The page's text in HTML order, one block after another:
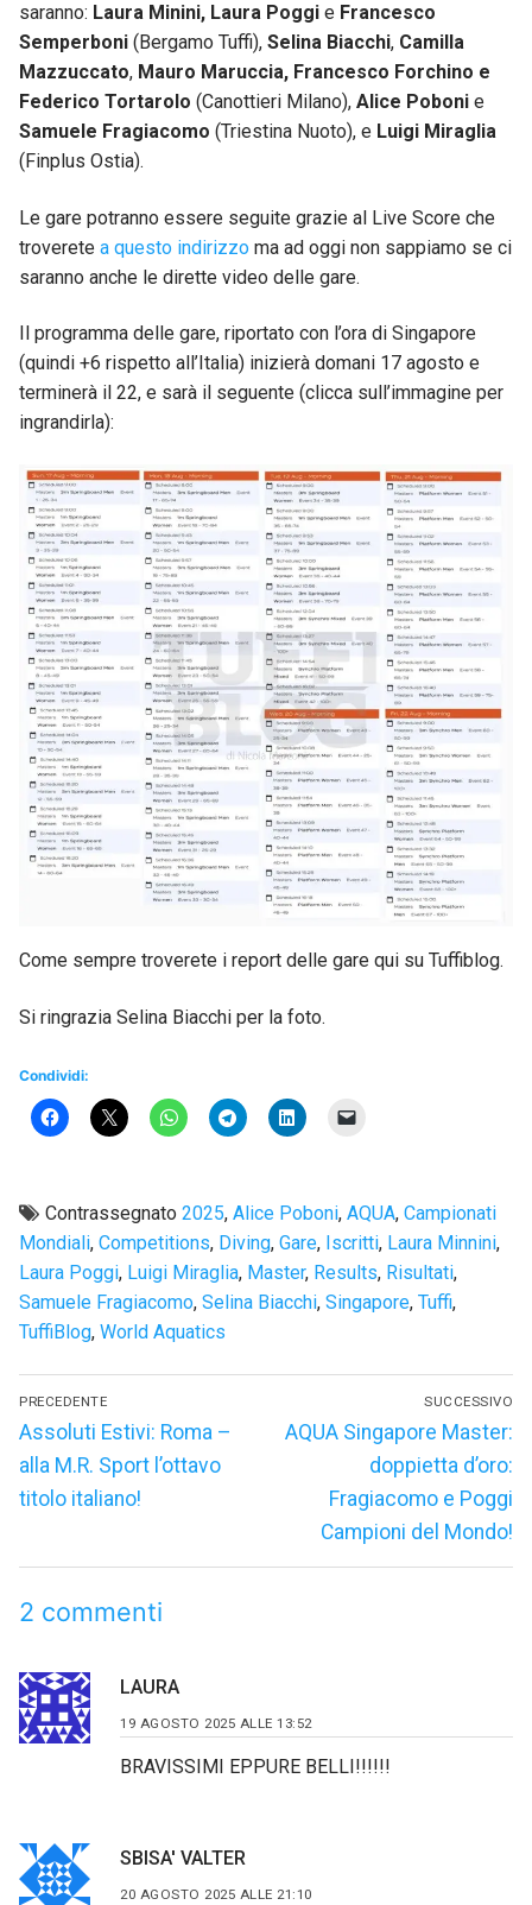
saranno: Laura Minini, Laura Poggi e Francesco
Semperboni (Bergamo Tuffi), Selina Biacchi, Camilla
Mazzuccato, Mauro Maruccia, Francesco Forchino e
Federico Tortarolo (Canottieri Milano), Alice Poboni e
Samuele Fragiacomo (Triestina Nuoto), e Luigi Miraglia
(Finplus Ostia).
Le gare potranno essere seguite grazie al Live Score che
troverete a questo indirizzo ma ad oggi non sappiamo se ci
saranno anche le dirette video delle gare.
Il programma delle gare, riportato con l’ora di Singapore
(quindi +6 rispetto all’Italia) inizierà domani 17 agosto e
terminerà il 22, e sarà il seguente (clicca sull’immagine per
ingrandirla):
Come sempre troverete i report delle gare qui su Tuffiblog.
Si ringrazia Selina Biacchi per la foto.
Condividi:
Contrassegnato 2025, Alice Poboni, AQUA, Campionati
Mondiali, Competitions, Diving, Gare, Iscritti, Laura Minnini,
Laura Poggi, Luigi Miraglia, Master, Results, Risultati,
Samuele Fragiacomo, Selina Biacchi, Singapore, Tuffi,
TuffiBlog, World Aquatics
Navigazione
articoli
PRECEDENTE
Articolo
precedente:
Assoluti Estivi: Roma –
alla M.R. Sport l’ottavo
titolo italiano!
SUCCESSIVO
Articolo
successivo:
AQUA Singapore Master:
doppietta d’oro:
Fragiacomo e Poggi
Campioni del Mondo!
2 commenti
LAURA
19 AGOSTO 2025 ALLE 13:52
BRAVISSIMI EPPURE BELLI!!!!!!
SBISA' VALTER
20 AGOSTO 2025 ALLE 21:10